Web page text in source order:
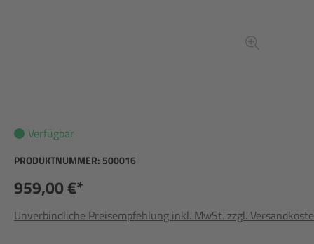
Verfügbar
PRODUKTNUMMER: 500016
959,00 €*
Unverbindliche Preisempfehlung inkl. MwSt. zzgl.